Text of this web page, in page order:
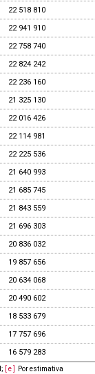
22 518 810
22 941 910
22 758 740
22 824 242
22 236 160
21 325 130
22 016 426
22 114 981
22 225 536
21 640 993
21 685 745
21 843 559
21 696 303
20 836 032
19 857 656
20 634 068
20 490 602
18 533 679
17 757 696
16 579 283
; [ e ] Por estimativa